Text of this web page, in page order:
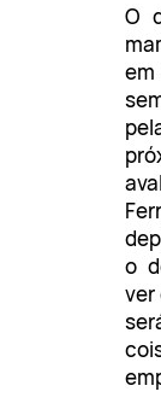
O
em
o
ver